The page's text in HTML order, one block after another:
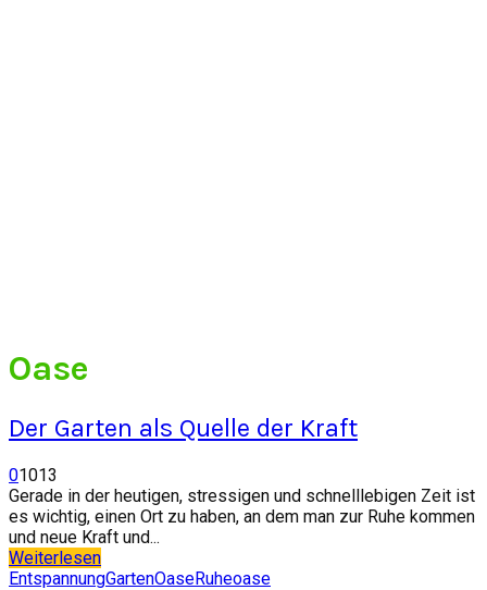
Oase
Der Garten als Quelle der Kraft
01013
Gerade in der heutigen, stressigen und schnelllebigen Zeit ist
es wichtig, einen Ort zu haben, an dem man zur Ruhe kommen
und neue Kraft und...
Weiterlesen
EntspannungGartenOaseRuheoase